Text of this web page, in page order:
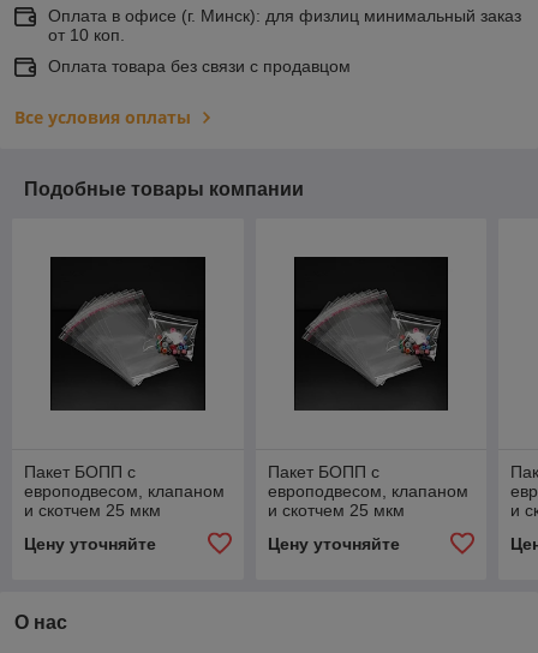
Оплата в офисе (г. Минск): для физлиц минимальный заказ
от 10 коп.
Оплата товара без связи с продавцом
Все условия оплаты
Подобные товары компании
Пакет БОПП с
европодвесом, клапаном
и скотчем 25 мкм
Цену уточняйте
Пакет БОПП с
европодвесом, клапаном
и скотчем 25 мкм
Цену уточняйте
и
О нас